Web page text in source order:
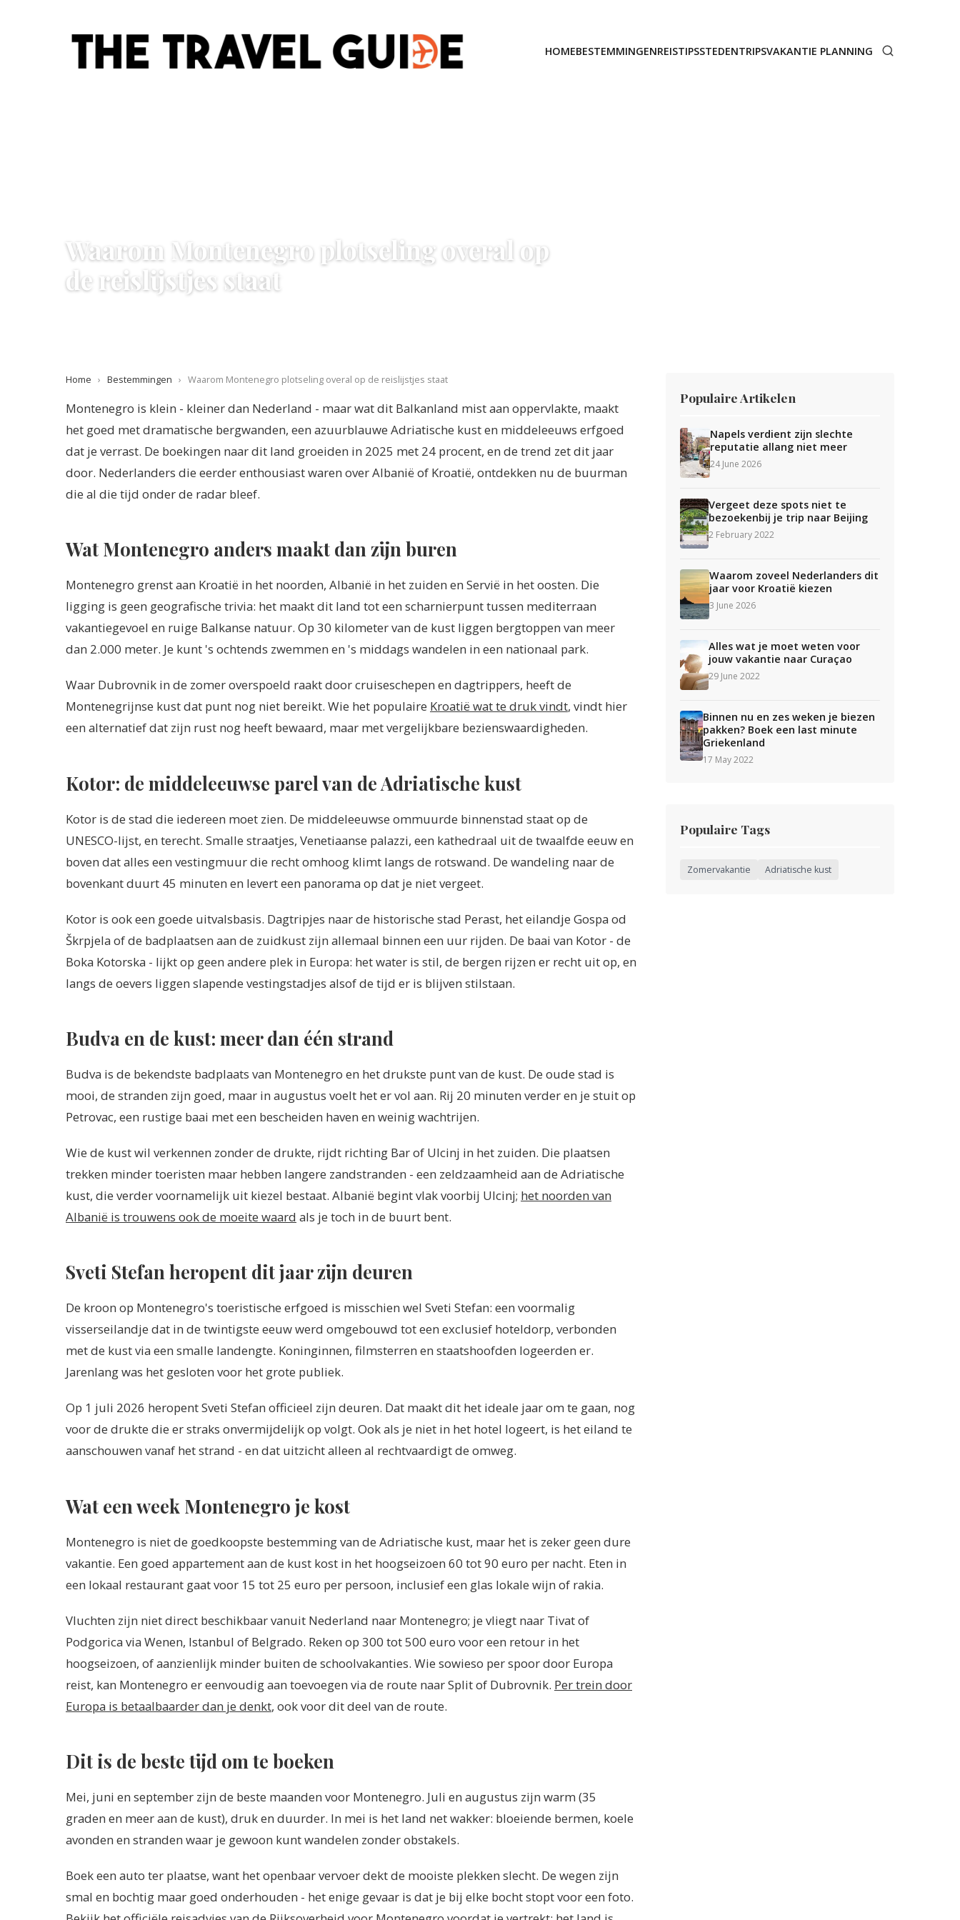
HOMEBESTEMMINGENREISTIPSSTEDENTRIPSVAKANTIE PLANNING
Waarom Montenegro plotseling overal op
de reislijstjes staat
Home › Bestemmingen › Waarom Montenegro plotseling overal op de reislijstjes staat
Montenegro is klein - kleiner dan Nederland - maar wat dit Balkanland mist aan oppervlakte, maakt
het goed met dramatische bergwanden, een azuurblauwe Adriatische kust en middeleeuws erfgoed
dat je verrast. De boekingen naar dit land groeiden in 2025 met 24 procent, en de trend zet dit jaar
door. Nederlanders die eerder enthousiast waren over Albanië of Kroatië, ontdekken nu de buurman
die al die tijd onder de radar bleef.
Wat Montenegro anders maakt dan zijn buren
Montenegro grenst aan Kroatië in het noorden, Albanië in het zuiden en Servië in het oosten. Die
ligging is geen geografische trivia: het maakt dit land tot een scharnierpunt tussen mediterraan
vakantiegevoel en ruige Balkanse natuur. Op 30 kilometer van de kust liggen bergtoppen van meer
dan 2.000 meter. Je kunt 's ochtends zwemmen en 's middags wandelen in een nationaal park.
Waar Dubrovnik in de zomer overspoeld raakt door cruiseschepen en dagtrippers, heeft de
Montenegrijnse kust dat punt nog niet bereikt. Wie het populaire Kroatië wat te druk vindt, vindt hier
een alternatief dat zijn rust nog heeft bewaard, maar met vergelijkbare bezienswaardigheden.
Kotor: de middeleeuwse parel van de Adriatische kust
Kotor is de stad die iedereen moet zien. De middeleeuwse ommuurde binnenstad staat op de
UNESCO-lijst, en terecht. Smalle straatjes, Venetiaanse palazzi, een kathedraal uit de twaalfde eeuw en
boven dat alles een vestingmuur die recht omhoog klimt langs de rotswand. De wandeling naar de
bovenkant duurt 45 minuten en levert een panorama op dat je niet vergeet.
Kotor is ook een goede uitvalsbasis. Dagtripjes naar de historische stad Perast, het eilandje Gospa od
Škrpjela of de badplaatsen aan de zuidkust zijn allemaal binnen een uur rijden. De baai van Kotor - de
Boka Kotorska - lijkt op geen andere plek in Europa: het water is stil, de bergen rijzen er recht uit op, en
langs de oevers liggen slapende vestingstadjes alsof de tijd er is blijven stilstaan.
Budva en de kust: meer dan één strand
Budva is de bekendste badplaats van Montenegro en het drukste punt van de kust. De oude stad is
mooi, de stranden zijn goed, maar in augustus voelt het er vol aan. Rij 20 minuten verder en je stuit op
Petrovac, een rustige baai met een bescheiden haven en weinig wachtrijen.
Wie de kust wil verkennen zonder de drukte, rijdt richting Bar of Ulcinj in het zuiden. Die plaatsen
trekken minder toeristen maar hebben langere zandstranden - een zeldzaamheid aan de Adriatische
kust, die verder voornamelijk uit kiezel bestaat. Albanië begint vlak voorbij Ulcinj; het noorden van
Albanië is trouwens ook de moeite waard als je toch in de buurt bent.
Sveti Stefan heropent dit jaar zijn deuren
De kroon op Montenegro's toeristische erfgoed is misschien wel Sveti Stefan: een voormalig
visserseilandje dat in de twintigste eeuw werd omgebouwd tot een exclusief hoteldorp, verbonden
met de kust via een smalle landengte. Koninginnen, filmsterren en staatshoofden logeerden er.
Jarenlang was het gesloten voor het grote publiek.
Op 1 juli 2026 heropent Sveti Stefan officieel zijn deuren. Dat maakt dit het ideale jaar om te gaan, nog
voor de drukte die er straks onvermijdelijk op volgt. Ook als je niet in het hotel logeert, is het eiland te
aanschouwen vanaf het strand - en dat uitzicht alleen al rechtvaardigt de omweg.
Wat een week Montenegro je kost
Montenegro is niet de goedkoopste bestemming van de Adriatische kust, maar het is zeker geen dure
vakantie. Een goed appartement aan de kust kost in het hoogseizoen 60 tot 90 euro per nacht. Eten in
een lokaal restaurant gaat voor 15 tot 25 euro per persoon, inclusief een glas lokale wijn of rakia.
Vluchten zijn niet direct beschikbaar vanuit Nederland naar Montenegro; je vliegt naar Tivat of
Podgorica via Wenen, Istanbul of Belgrado. Reken op 300 tot 500 euro voor een retour in het
hoogseizoen, of aanzienlijk minder buiten de schoolvakanties. Wie sowieso per spoor door Europa
reist, kan Montenegro er eenvoudig aan toevoegen via de route naar Split of Dubrovnik. Per trein door
Europa is betaalbaarder dan je denkt, ook voor dit deel van de route.
Dit is de beste tijd om te boeken
Mei, juni en september zijn de beste maanden voor Montenegro. Juli en augustus zijn warm (35
graden en meer aan de kust), druk en duurder. In mei is het land net wakker: bloeiende bermen, koele
avonden en stranden waar je gewoon kunt wandelen zonder obstakels.
Boek een auto ter plaatse, want het openbaar vervoer dekt de mooiste plekken slecht. De wegen zijn
smal en bochtig maar goed onderhouden - het enige gevaar is dat je bij elke bocht stopt voor een foto.
Populaire Artikelen
Napels verdient zijn slechte
reputatie allang niet meer
24 June 2026
Vergeet deze spots niet te
bezoekenbij je trip naar Beijing
2 February 2022
Waarom zoveel Nederlanders dit
jaar voor Kroatië kiezen
3 June 2026
Alles wat je moet weten voor
jouw vakantie naar Curaçao
29 June 2022
Binnen nu en zes weken je biezen
pakken? Boek een last minute
Griekenland
17 May 2022
Populaire Tags
Zomervakantie Adriatische kust